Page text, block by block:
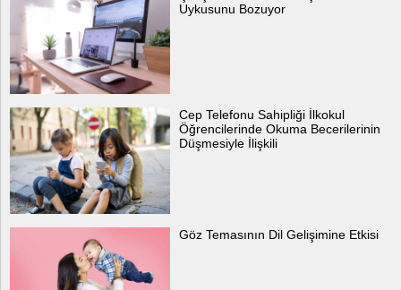
Uykusunu Bozuyor
Cep Telefonu Sahipliği İlkokul
Öğrencilerinde Okuma Becerilerinin
Düşmesiyle İlişkili
Göz Temasının Dil Gelişimine Etkisi